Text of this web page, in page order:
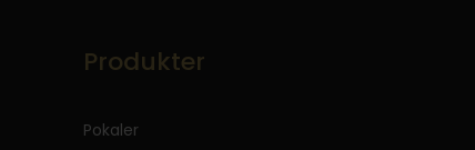
Produkter
Pokaler